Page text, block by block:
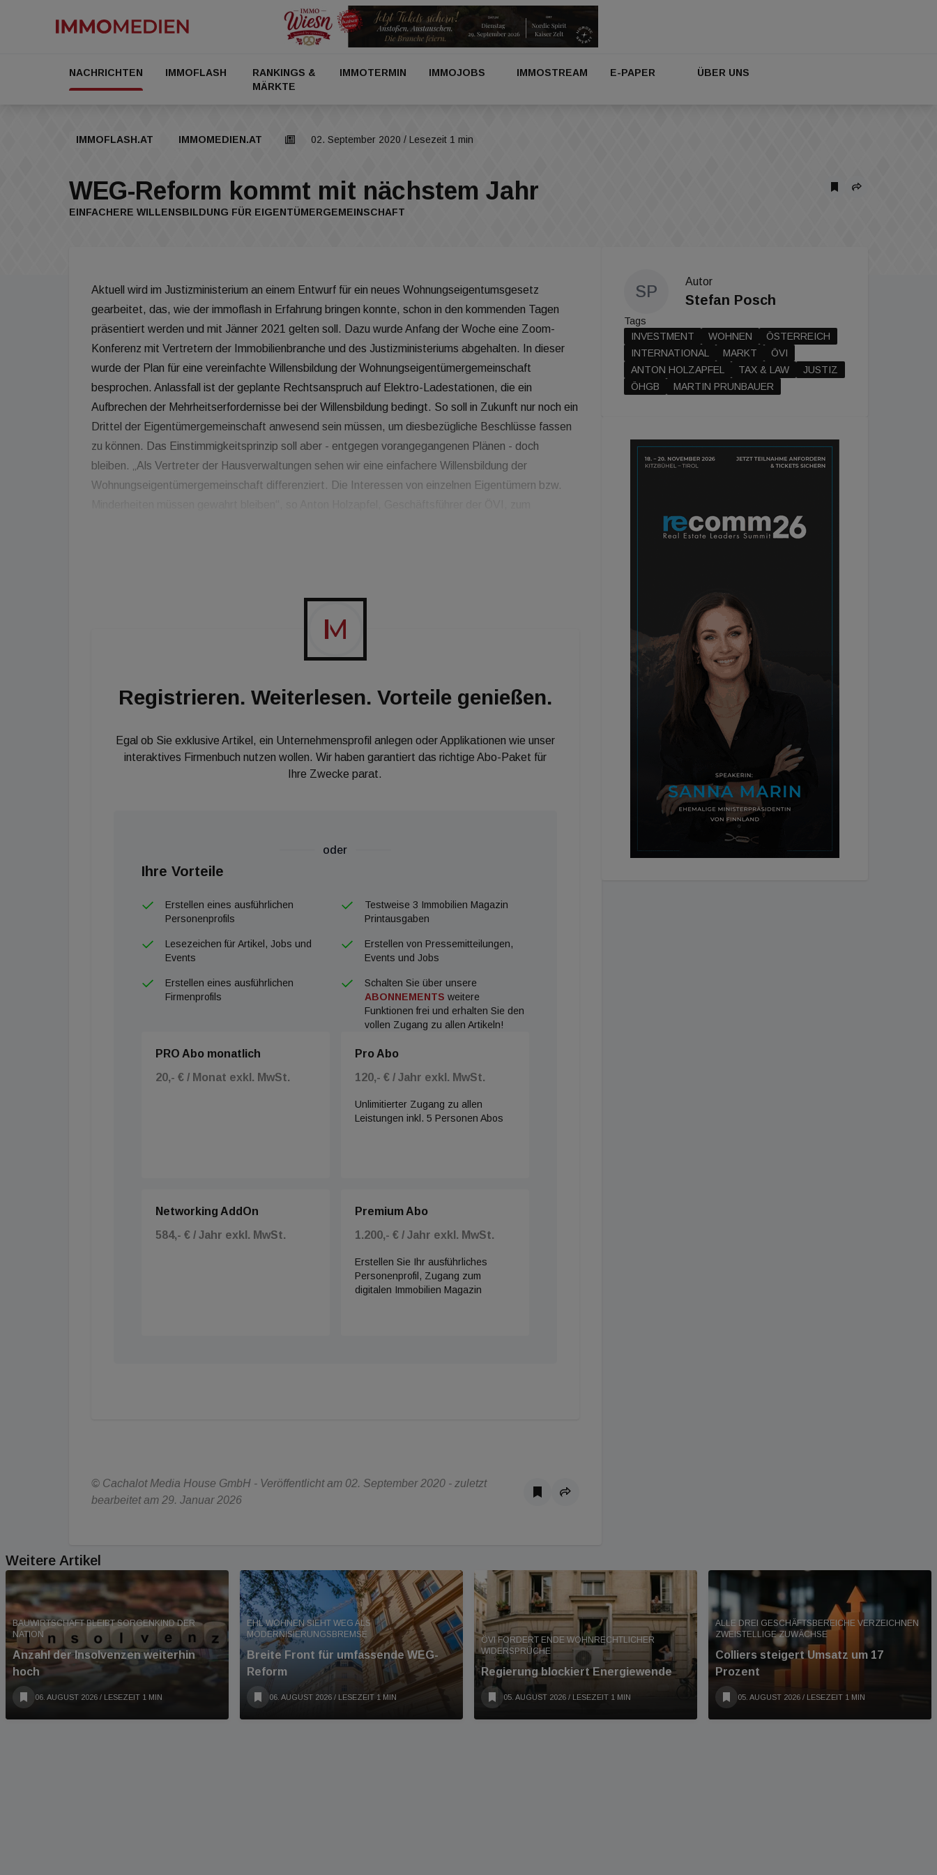
NACHRICHTEN IMMOFLASH
RANKINGS &
MÄRKTE
IMMOTERMIN IMMOJOBS IMMOSTREAM E-PAPER ÜBER UNS
IMMOFLASH.AT IMMOMEDIEN.AT 02. September 2020 / Lesezeit 1 min
WEG-Reform kommt mit nächstem Jahr
EINFACHERE WILLENSBILDUNG FÜR EIGENTÜMERGEMEINSCHAFT
Aktuell wird im Justizministerium an einem Entwurf für ein neues Wohnungseigentumsgesetz
gearbeitet, das, wie der immoflash in Erfahrung bringen konnte, schon in den kommenden Tagen
präsentiert werden und mit Jänner 2021 gelten soll. Dazu wurde Anfang der Woche eine Zoom-
Konferenz mit Vertretern der Immobilienbranche und des Justizministeriums abgehalten. In dieser
wurde der Plan für eine vereinfachte Willensbildung der Wohnungseigentümergemeinschaft
besprochen. Anlassfall ist der geplante Rechtsanspruch auf Elektro-Ladestationen, die ein
Aufbrechen der Mehrheitserfordernisse bei der Willensbildung bedingt. So soll in Zukunft nur noch ein
Drittel der Eigentümergemeinschaft anwesend sein müssen, um diesbezügliche Beschlüsse fassen
zu können. Das Einstimmigkeitsprinzip soll aber - entgegen vorangegangenen Plänen - doch
bleiben. „Als Vertreter der Hausverwaltungen sehen wir eine einfachere Willensbildung der
Wohnungseigentümergemeinschaft differenziert. Die Interessen von einzelnen Eigentümern bzw.
müssen oder ob und in welcher Höhe Kredite aufgenommen werden, für die dann alle Eigentümer
haften. Dadurch besteht die Gefahr, dass kleine Eigentümer aus ihrem Eigentum gedrängt werden“,
Registrieren. Weiterlesen. Vorteile genießen.
Egal ob Sie exklusive Artikel, ein Unternehmensprofil anlegen oder Applikationen wie unser
interaktives Firmenbuch nutzen wollen. Wir haben garantiert das richtige Abo-Paket für
Ihre Zwecke parat.
oder
Ihre Vorteile
Erstellen eines ausführlichen
Personenprofils
Testweise 3 Immobilien Magazin
Printausgaben
Lesezeichen für Artikel, Jobs und
Events
Erstellen von Pressemitteilungen,
Events und Jobs
Erstellen eines ausführlichen
Firmenprofils
Schalten Sie über unsere
ABONNEMENTS weitere
Funktionen frei und erhalten Sie den
vollen Zugang zu allen Artikeln!
PRO Abo monatlich
20,- € / Monat exkl. MwSt.
Pro Abo
120,- € / Jahr exkl. MwSt.
Unlimitierter Zugang zu allen
Leistungen inkl. 5 Personen Abos
Networking AddOn
584,- € / Jahr exkl. MwSt.
Premium Abo
1.200,- € / Jahr exkl. MwSt.
Erstellen Sie Ihr ausführliches
Personenprofil, Zugang zum
digitalen Immobilien Magazin
© Cachalot Media House GmbH - Veröffentlicht am 02. September 2020 - zuletzt
bearbeitet am 29. Januar 2026
SP
Autor
Stefan Posch
Tags
INVESTMENT
WOHNEN
ÖSTERREICH
INTERNATIONAL
MARKT
ÖVI
ANTON HOLZAPFEL
TAX & LAW
JUSTIZ
ÖHGB
MARTIN PRUNBAUER
Weitere Artikel
BAUWIRTSCHAFT BLEIBT SORGENKIND DER
NATION
Anzahl der Insolvenzen weiterhin
hoch
06. AUGUST 2026 / LESEZEIT 1 MIN
EHL WOHNEN SIEHT WEG ALS
MODERNISIERUNGSBREMSE
Breite Front für umfassende WEG-
Reform
06. AUGUST 2026 / LESEZEIT 1 MIN
ÖVI FORDERT ENDE WOHNRECHTLICHER
WIDERSPRÜCHE
Regierung blockiert Energiewende
05. AUGUST 2026 / LESEZEIT 1 MIN
ALLE DREI GESCHÄFTSBEREICHE VERZEICHNEN
ZWEISTELLIGE ZUWÄCHSE
Colliers steigert Umsatz um 17
Prozent
05. AUGUST 2026 / LESEZEIT 1 MIN